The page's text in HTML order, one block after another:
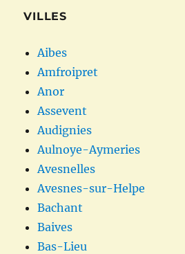
VILLES
Aibes
Amfroipret
Anor
Assevent
Audignies
Aulnoye-Aymeries
Avesnelles
Avesnes-sur-Helpe
Bachant
Baives
Bas-Lieu